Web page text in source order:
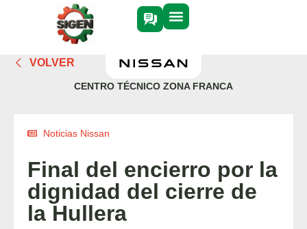
VOLVER
CENTRO TÉCNICO ZONA FRANCA
Noticias Nissan
Final del encierro por la
dignidad del cierre de
la Hullera